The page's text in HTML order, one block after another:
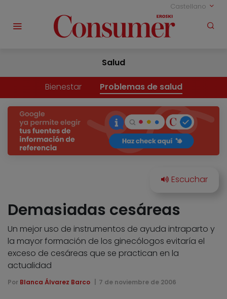
Castellano
Salud
Bienestar Problemas de salud
Demasiadas cesáreas
Un mejor uso de instrumentos de ayuda intraparto y
la mayor formación de los ginecólogos evitaría el
exceso de cesáreas que se practican en la
actualidad
Por Blanca Álvarez Barco 7 de noviembre de 2006